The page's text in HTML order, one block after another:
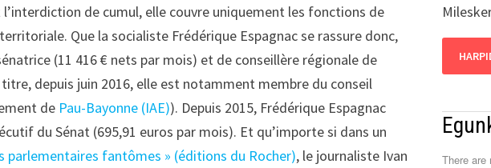
de cumul, elle couvre uniquement les fonctions de
Que la socialiste Frédérique Espagnac se rassure donc,
(11 416 € nets par mois) et de conseillère régionale de
depuis juin 2016, elle est notamment membre du conseil
de Pau-Bayonne (IAE)). Depuis 2015, Frédérique Espagnac
du Sénat (695,91 euros par mois). Et qu’importe si dans un
parlementaires fantômes » (éditions du Rocher), le journaliste Ivan
There are